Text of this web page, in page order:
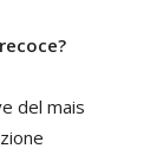
del mais